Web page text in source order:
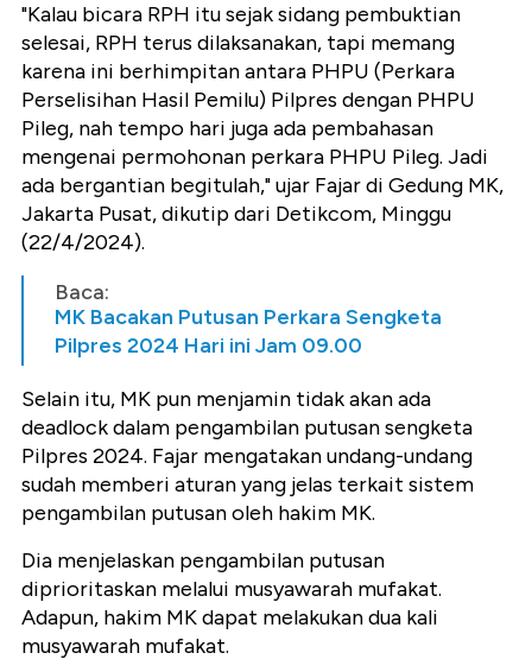
"Kalau bicara RPH itu sejak sidang pembuktian
selesai, RPH terus dilaksanakan, tapi memang
karena ini berhimpitan antara PHPU (Perkara
Perselisihan Hasil Pemilu) Pilpres dengan PHPU
Pileg, nah tempo hari juga ada pembahasan
mengenai permohonan perkara PHPU Pileg. Jadi
ada bergantian begitulah," ujar Fajar di Gedung MK,
Jakarta Pusat, dikutip dari Detikcom, Minggu
(22/4/2024).
Baca:
MK Bacakan Putusan Perkara Sengketa
Pilpres 2024 Hari ini Jam 09.00
Selain itu, MK pun menjamin tidak akan ada
deadlock dalam pengambilan putusan sengketa
Pilpres 2024. Fajar mengatakan undang-undang
sudah memberi aturan yang jelas terkait sistem
pengambilan putusan oleh hakim MK.
Dia menjelaskan pengambilan putusan
diprioritaskan melalui musyawarah mufakat.
Adapun, hakim MK dapat melakukan dua kali
musyawarah mufakat.